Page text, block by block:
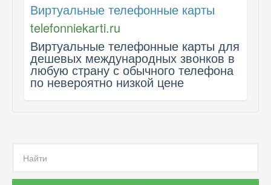
Виртуальные телефонные карты
telefonniekarti.ru
Виртуальные телефонные карты для
дешевых международных звонков в
любую страну с обычного телефона
по невероятно низкой цене